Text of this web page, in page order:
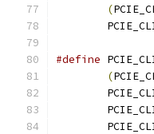
(
#define
(